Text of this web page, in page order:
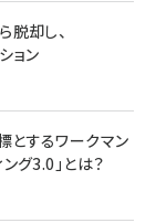
脱却し、
ョン
とするワークマン
グ3.0」とは？